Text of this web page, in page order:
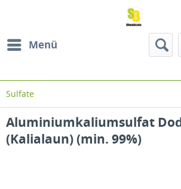
Menü
Sulfate
Aluminiumkaliumsulfat
(Kalialaun) (min. 99%)